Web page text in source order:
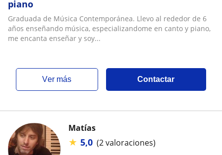
piano
Graduada de Música Contemporánea. Llevo al rededor de 6
años enseñando música, especializandome en canto y piano,
me encanta enseñar y soy...
ver más Contactar
Matías
★ 5,0 (2 valoraciones)